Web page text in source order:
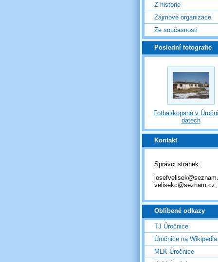
Z historie
Zájmové organizace
Ze současnosti
Poslední fotografie
Fotbal/kopaná v
datech
Kontakt
Správci stránek:
velisekc@seznam.cz;
Oblíbené odkazy
TJ Úročnice
Úročnice na Wikipedia
MLK Úročnice